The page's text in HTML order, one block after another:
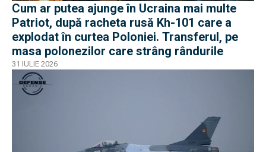
Cum ar putea ajunge în Ucraina mai multe
Patriot, după racheta rusă Kh-101 care a
explodat în curtea Poloniei. Transferul, pe
masa polonezilor care strâng rândurile
31 IULIE 2026